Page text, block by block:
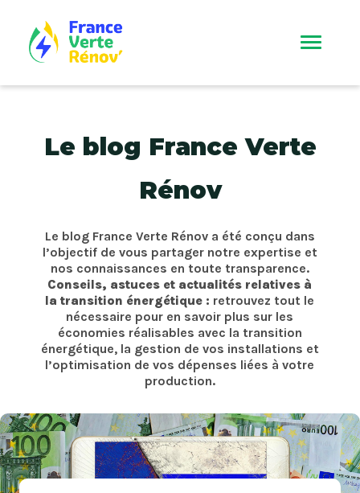
Le blog France Verte
Rénov
Le blog France Verte Rénov a été conçu dans
l’objectif de vous partager notre expertise et
nos connaissances en toute transparence.
Conseils, astuces et actualités relatives à
la transition énergétique : retrouvez tout le
nécessaire pour en savoir plus sur les
économies réalisables avec la transition
énergétique, la gestion de vos installations et
l’optimisation de vos dépenses liées à votre
production.